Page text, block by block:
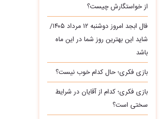
از خواستگارش چیست؟
فال ابجد امروز دوشنبه ۱۲ مرداد ۱۴۰۵/
شاید این بهترین روز شما در این ماه
باشد
بازی فکری؛ حال کدام خوب نیست؟
بازی فکری؛ کدام از آقایان در شرایط
سختی است؟